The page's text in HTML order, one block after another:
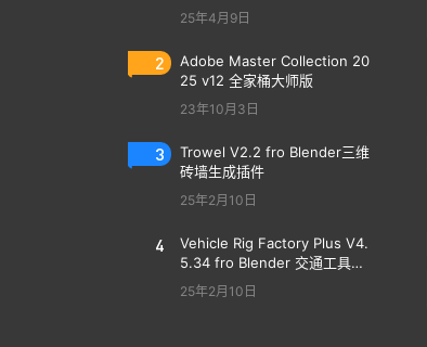
25年4月9日
2
Adobe Master Collection 20
25 v12 全家桶大师版
23年10月3日
3
Trowel V2.2 fro Blender三维
砖墙生成插件
25年2月10日
4
Vehicle Rig Factory Plus V4.
5.34 fro Blender 交通工具汽
车绑定插件
25年2月10日